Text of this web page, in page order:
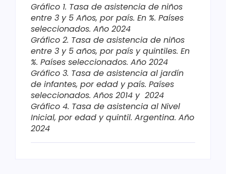
Gráfico 1. Tasa de asistencia de niños
entre 3 y 5 Años, por país. En %. Países
seleccionados. Año 2024
Gráfico 2. Tasa de asistencia de niños
entre 3 y 5 años, por país y quintiles. En
%. Países seleccionados. Año 2024
Gráfico 3. Tasa de asistencia al jardín
de infantes, por edad y país. Países
seleccionados. Años 2014 y ​ 2024
Gráfico 4. Tasa de asistencia al Nivel
Inicial, por edad y quintil. Argentina. Año
2024